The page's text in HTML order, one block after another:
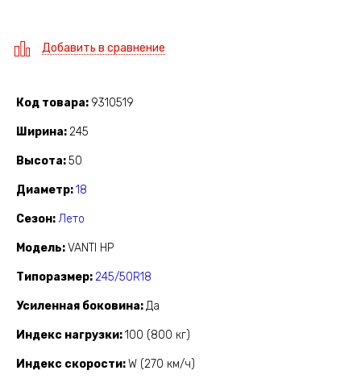
Добавить в сравнение
Код товара 9310519
Ширина 245
Высота 50
Диаметр 18
Сезон Лето
Модель VANTI HP
Типоразмер 245/50R18
Усиленная боковина Да
Индекс нагрузки 100 (800 кг)
Индекс скорости W (270 км/ч)